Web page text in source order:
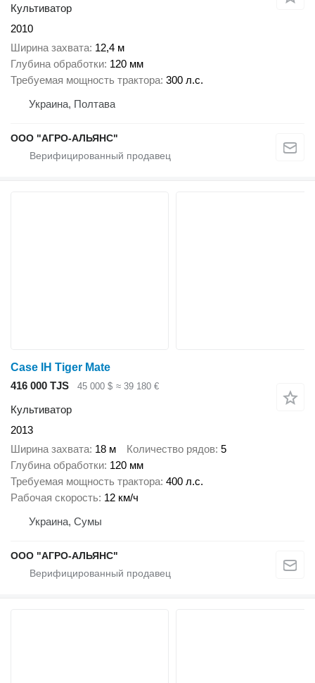
Культиватор
2010
Ширина захвата 12,4 м
Глубина обработки 120 мм
Требуемая мощность трактора 300 л.с.
Украина, Полтава
ООО "АГРО-АЛЬЯНС"
Case IH Tiger Mate
416 000 TJS
45 000 $ ≈ 39 180 €
Культиватор
2013
Ширина захвата 18 м Количество рядов 5
Глубина обработки 120 мм
Требуемая мощность трактора 400 л.с.
Рабочая скорость 12 км/ч
Украина, Сумы
ООО "АГРО-АЛЬЯНС"